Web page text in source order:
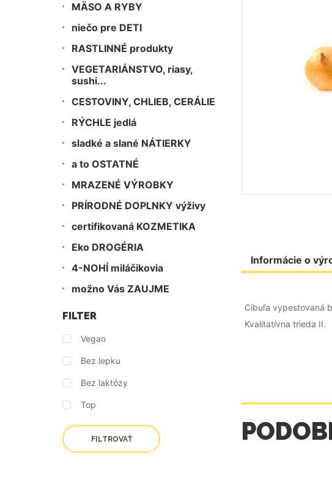
MÄSO A RYBY
niečo pre DETI
RASTLINNÉ produkty
VEGETARIÁNSTVO, riasy,
sushi...
CESTOVINY, CHLIEB, CERÁLIE
RÝCHLE jedlá
sladké a slané NÁTIERKY
a to OSTATNÉ
MRAZENÉ VÝROBKY
PRÍRODNÉ DOPLNKY výživy
certifikovaná KOZMETIKA
Eko DROGÉRIA
4-NOHÍ miláčikovia
možno Vás ZAUJME
FILTER
Vegan
Bez lepku
Bez laktózy
Top
FILTROVAŤ
Informácie o
Cibuľa vypestovaná
Kvalitatívna trieda II.